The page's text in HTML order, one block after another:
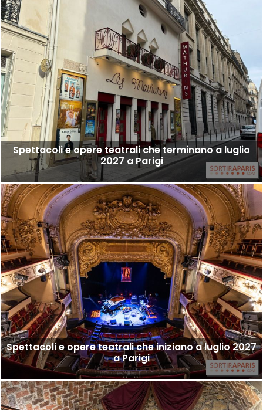
Spettacoli e opere teatrali che terminano a luglio
2027 a Parigi
Spettacoli e opere teatrali che iniziano a luglio 2027
a Parigi